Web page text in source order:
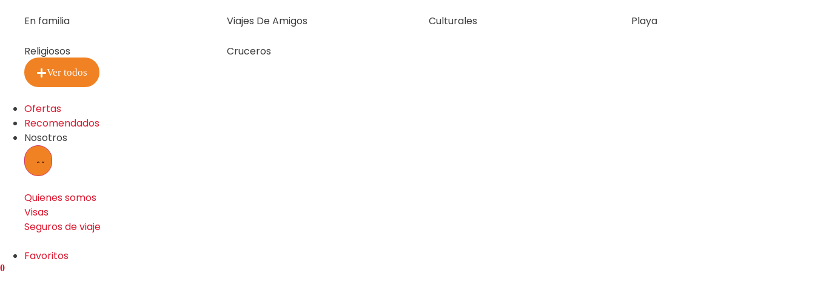
En familia Viajes De Amigos Culturales Playa
Religiosos Cruceros
Ver todos
Ofertas
Recomendados
Nosotros
Quienes somos
Visas
Seguros de viaje
Favoritos
0